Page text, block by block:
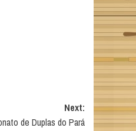
Next:
de Duplas do Pará